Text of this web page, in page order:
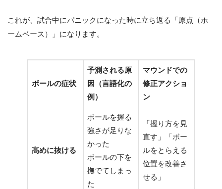
これが、試合中にパニックになった時に立ち返る「原点（ホ
ームベース）」になります。
ボールの症状
予測される原
因（言語化の
例）
マウンドでの
修正アクショ
ン
高めに抜ける
ボールを握る
強さが足りな
かった
ボールの下を
撫でてしまっ
た
「握り方を見
直す」「ボー
ルをとらえる
位置を改善さ
せる」